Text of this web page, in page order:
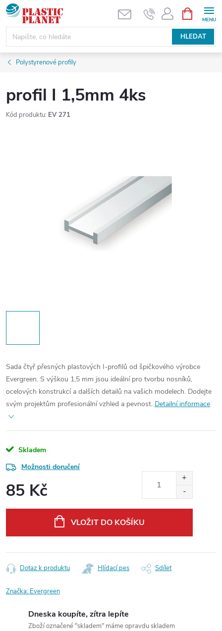
Přejít
na
obsah
HLEDAT
NÁKUPNÍ
KOŠÍK
Polystyrenové profily
profil I 1,5mm 4ks
Kód produktu: EV 271
Sada čtyř přesných plastových I-profilů od špičkového výrobce
Evergreen. S výškou 1,5 mm jsou ideální pro tvorbu nosníků,
ocelových konstrukcí a dalších detailů na vašich modelech. Dodejte
svým projektům profesionální vzhled a pevnost. Detailní informace
Skladem
Možnosti doručení
85 Kč
VLOŽIT DO KOŠÍKU
Dotaz k produktu Hlídací pes Sdílet
Značka: Evergreen
Dneska koupíte, zítra lepíte
Zboží označené "skladem" máme opravdu skladem